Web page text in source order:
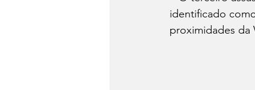
identificado
proximidades da